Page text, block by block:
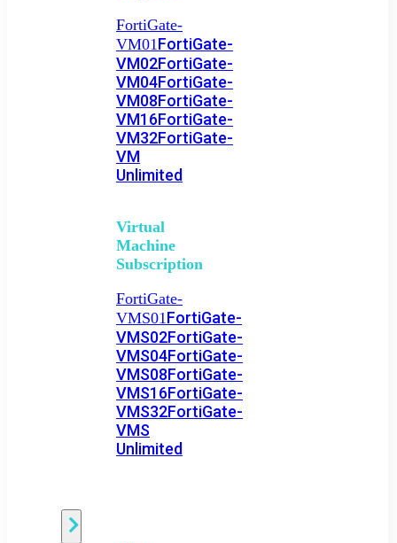
FortiGate-
VM01FortiGate-
VM02FortiGate-
VM04FortiGate-
VM08FortiGate-
VM16FortiGate-
VM32FortiGate-
VM
Unlimited
Virtual
Machine
Subscription
FortiGate-
VMS01FortiGate-
VMS02FortiGate-
VMS04FortiGate-
VMS08FortiGate-
VMS16FortiGate-
VMS32FortiGate-
VMS
Unlimited